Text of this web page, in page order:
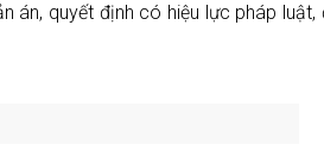
án, quyết định có hiệu lực pháp